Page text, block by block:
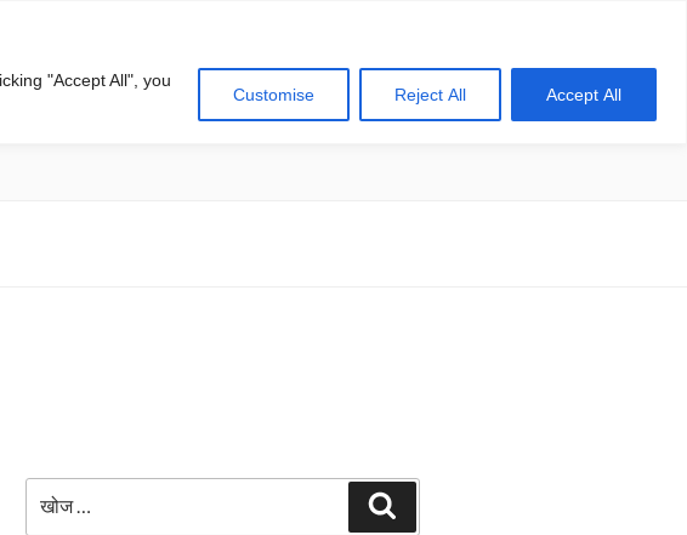
"Accept All", you
Customise Reject All Accept All